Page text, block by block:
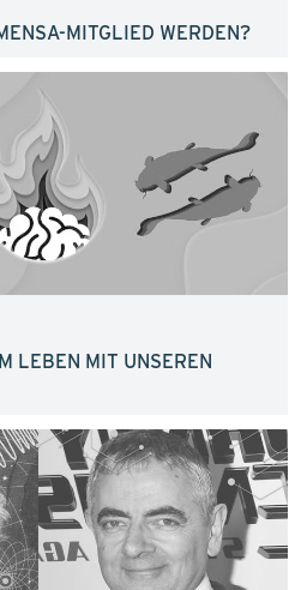
MITGLIED WERDEN?
LEBEN MIT UNSEREN